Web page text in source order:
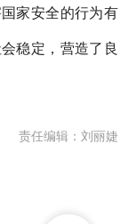
家安全的行为有
稳定，营造了良
责任编辑：刘丽婕